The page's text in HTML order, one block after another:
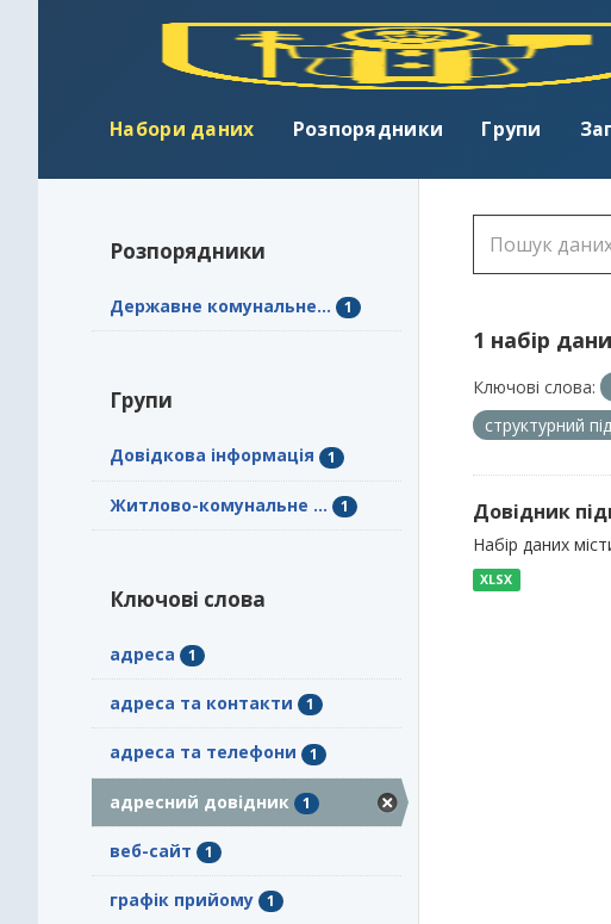
Набори даних Розпорядники Групи
Розпорядники
Державне комунальне... 1
Групи
Довідкова інформація 1
Житлово-комунальне ... 1
Ключові слова
адреса 1
адреса та контакти 1
адреса та телефони 1
адресний довідник 1
веб-сайт 1
графік прийому 1
1 набір
Ключові слова:
структурний
Довідник
Набір даних
XLSX